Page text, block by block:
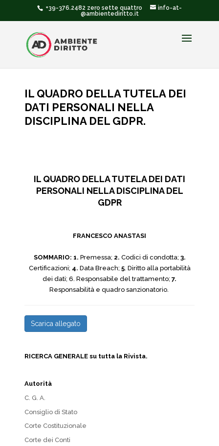
+39-376.2482 zero sette quattro
info-at-
@ambientediritto.it
IL QUADRO DELLA TUTELA DEI
DATI PERSONALI NELLA
DISCIPLINA DEL GDPR.
IL QUADRO DELLA TUTELA DEI DATI
PERSONALI NELLA DISCIPLINA DEL
GDPR
FRANCESCO ANASTASI
SOMMARIO: 1. Premessa; 2. Codici di condotta; 3.
Certificazioni; 4. Data Breach; 5. Diritto alla portabilità
dei dati; 6. Responsabile del trattamento; 7.
Responsabilità e quadro sanzionatorio.
Scarica allegato
RICERCA GENERALE su tutta la Rivista.
Autorità
C. G. A.
Consiglio di Stato
Corte Costituzionale
Corte dei Conti